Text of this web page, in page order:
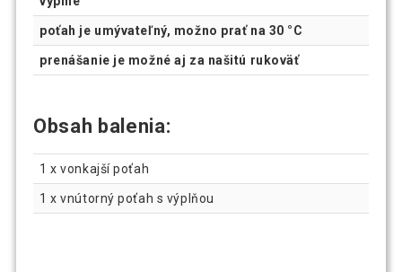
poťah je umývateľný, možno prať na 30 °C
prenášanie je možné aj za našitú rukoväť
Obsah balenia:
1 x vonkajší poťah
1 x vnútorný poťah s výplňou